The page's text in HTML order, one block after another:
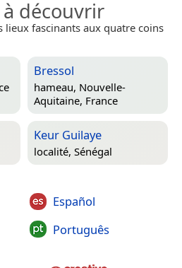
découvrir
lieux fascinants aux quatre coins
Bressol
hameau, Nouvelle-
Aquitaine, France
Keur Guilaye
localité, Sénégal
Español
Português